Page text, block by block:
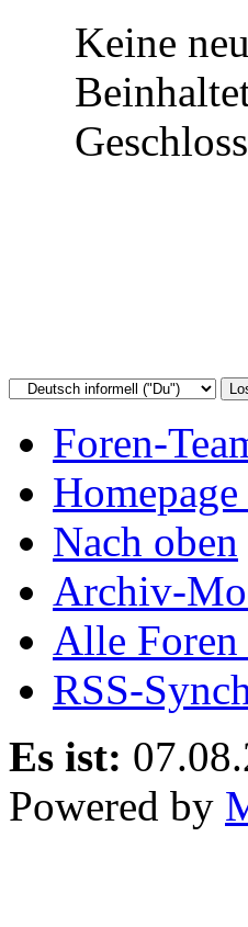
Keine
Foren-
Nach oben
Archiv-
Alle Foren
RSS-
Es ist:
Powered by